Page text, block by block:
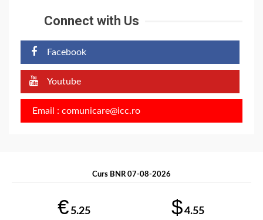
Connect with Us
Facebook
Youtube
Email : comunicare@icc.ro
Curs BNR 07-08-2026
€ 5.25 $4.55